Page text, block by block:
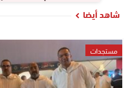
شاهد أيضا
مستجدات